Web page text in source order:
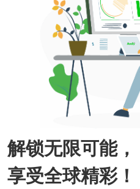
解锁无限可能，
享受全球精彩！